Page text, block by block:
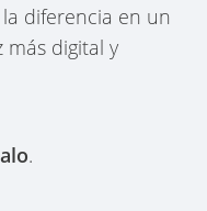
diferencia en un
digital y
.